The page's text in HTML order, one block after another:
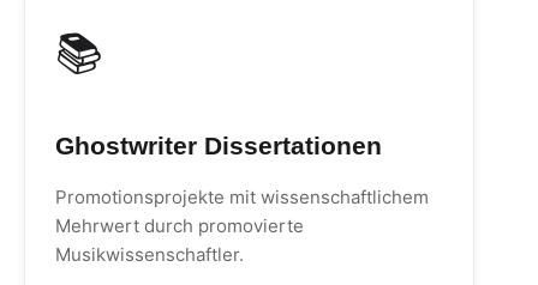
📚
Ghostwriter Dissertationen
Promotionsprojekte mit wissenschaftlichem
Mehrwert durch promovierte
Musikwissenschaftler.